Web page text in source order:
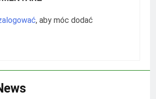
, aby móc dodać